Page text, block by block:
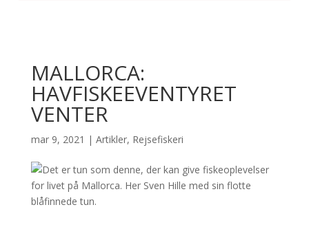
MALLORCA:
HAVFISKEEVENTYRET
VENTER
mar 9, 2021 | Artikler, Rejsefiskeri